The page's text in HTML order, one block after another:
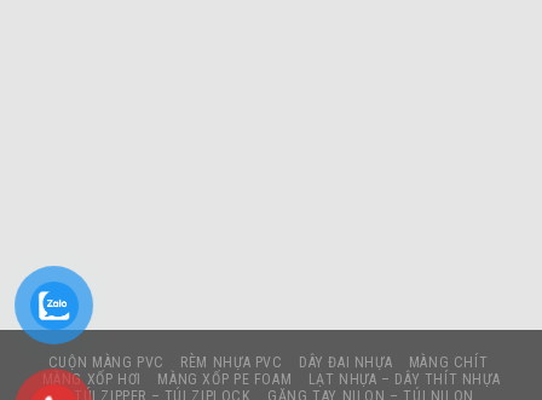
CUỘN MÀNG PVC RÈM NHỰA PVC DÂY ĐAI NHỰA
MÀNG CHÍT
MÀNG XỐP HƠI
MÀNG XỐP PE FOAM
LẠT NHỰA – DÂY THÍT NHỰA
TÚI ZIPPER – TÚI ZIPLOCK
GĂNG TAY NILON – TÚI NILON